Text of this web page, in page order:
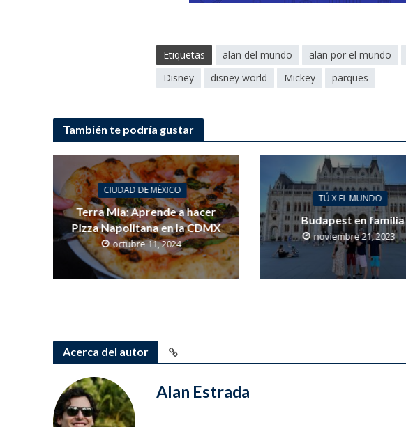
Etiquetas alan del mundo alan por el mundo
Disney
disney world Mickey parques
También te podría gustar
CIUDAD DE MÉXICO
Terra Mia: Aprende a hacer
Pizza Napolitana en la CDMX
octubre 11, 2024
TÚ X EL MUNDO
Budapest en familia
noviembre 21, 2023
Acerca del autor
Alan Estrada